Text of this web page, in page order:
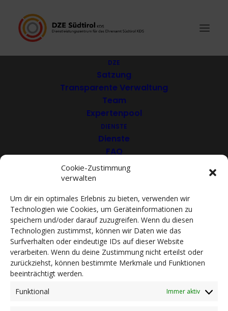
Cookie-Zustimmung
verwalten
Um dir ein optimales Erlebnis zu bieten, verwenden wir
Technologien wie Cookies, um Geräteinformationen zu
speichern und/oder darauf zuzugreifen. Wenn du diesen
Technologien zustimmst, können wir Daten wie das
Surfverhalten oder eindeutige IDs auf dieser Website
verarbeiten. Wenn du deine Zustimmung nicht erteilst oder
zurückziehst, können bestimmte Merkmale und Funktionen
beeinträchtigt werden.
Funktional
Immer aktiv
DZE
Satzung
Transparente Verwaltung
Team
Expertenpool
DIENSTE
Dienste
FAQ
Download
Mitglied werden
ACADEMY
VIDEOTHEK
NEWS
Dringlichkeitsmaßnahmen und aktuelle Informationen
Coronakrise: Hilfsangebote unserer Mitglieder
Initiativen unserer Mitglieder/Partner
Verband Ariadne – für
die psychische
Gesundheit aller EO